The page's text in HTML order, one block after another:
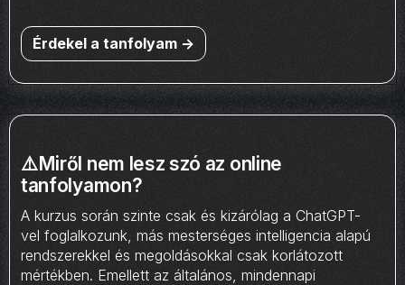
Érdekel a tanfolyam ->
⚠️Miről nem lesz szó az online
tanfolyamon?
A kurzus során szinte csak és kizárólag a ChatGPT-
vel foglalkozunk, más mesterséges intelligencia alapú
rendszerekkel és megoldásokkal csak korlátozott
mértékben. Emellett az általános, mindennapi